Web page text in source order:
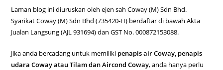
Laman blog ini diuruskan oleh ejen sah Coway (M) Sdn Bhd.
Syarikat Coway (M) Sdn Bhd (735420-H) berdaftar di bawah Akta
Jualan Langsung (AJL 931694) dan GST No. 000872153088.
Jika anda bercadang untuk memiliki penapis air Coway, penapis
udara Coway atau Tilam dan Aircond Coway, anda hanya perlu